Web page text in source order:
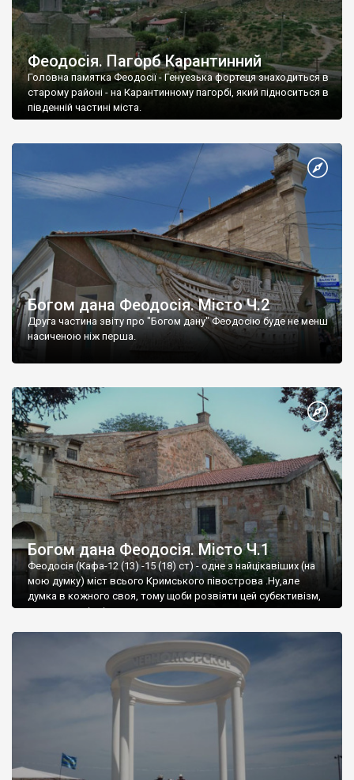
Феодосія. Пагорб Карантинний
Головна памятка Феодосії - Генуезька фортеця знаходиться в
старому районі - на Карантинному пагорбі, який підноситься в
південній частині міста.
Богом дана Феодосія. Місто Ч.2
Друга частина звіту про "Богом дану" Феодосію буде не менш
насиченою ніж перша.
Богом дана Феодосія. Місто Ч.1
Феодосія (Кафа-12 (13) -15 (18) ст) - одне з найцікавіших (на
мою думку) міст всього Кримського півострова .Ну,але
думка в кожного своя, тому щоби розвіяти цей субєктивізм,
запрошую відвідати це